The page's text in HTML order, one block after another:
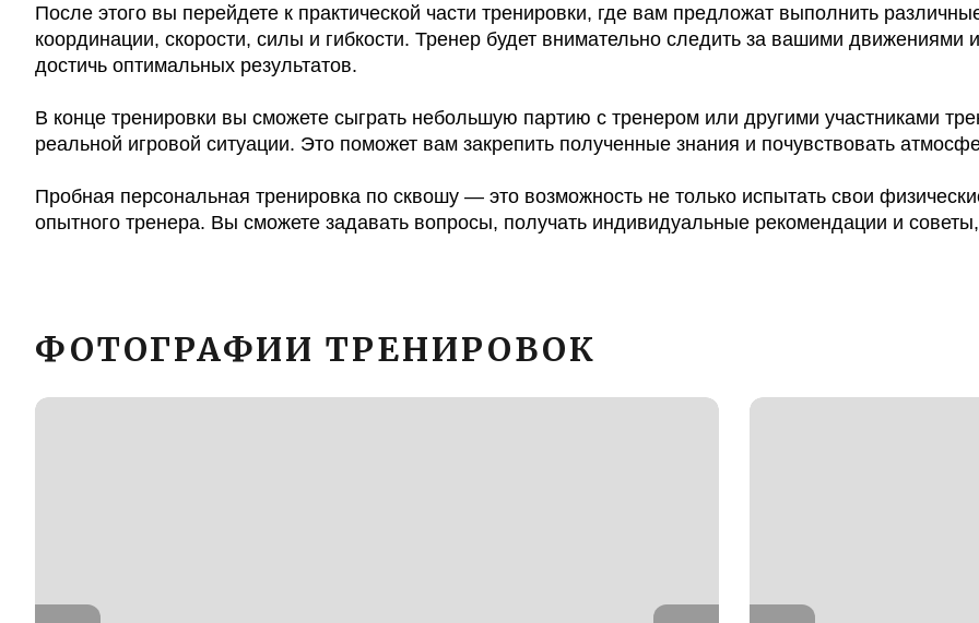
После этого вы перейдете к практической части тренировки, где вам предложат выполнить
координации, скорости, силы и гибкости. Тренер будет внимательно следить за вашими движениями
достичь оптимальных результатов.
В конце тренировки вы сможете сыграть небольшую партию с тренером или другими участниками
реальной игровой ситуации. Это поможет вам закрепить полученные знания и почувствовать
Пробная персональная тренировка по сквошу — это возможность не только испытать свои
опытного тренера. Вы сможете задавать вопросы, получать индивидуальные рекомендации и
ФОТОГРАФИИ ТРЕНИРОВОК